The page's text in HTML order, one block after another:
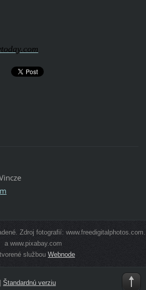
Zdroj fotografií: www.freedigitalphotos.com.
a www.pixabay.com
službou Webnode
Štandardnú verziu